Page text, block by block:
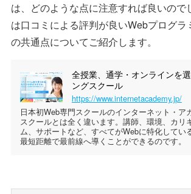
は、どのような点に注意すれば良いので
は口コミによる評判が良いWebプログラ
の共通点についてご紹介します。
全授業、通学・オンラインを
ングスクール
https://www.internetacademy.jp/
日本初Web専門スクールのインターネット・ア
スクールとは全く違います。講師、環境、カリ
ム、サポートなど、すべてがWebに特化してい
最短距離で最前線へ導くことができるのです。